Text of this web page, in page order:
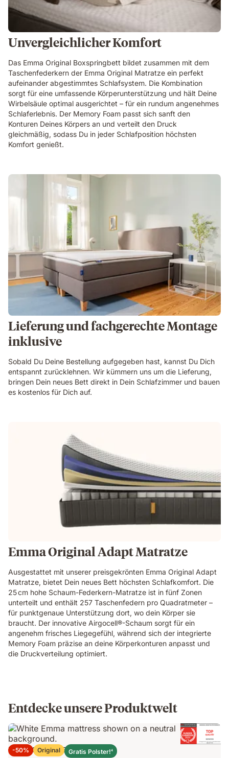
Unvergleichlicher Komfort
Das Emma Original Boxspringbett bildet zusammen mit dem
Taschenfederkern der Emma Original Matratze ein perfekt
aufeinander abgestimmtes Schlafsystem. Die Kombination
sorgt für eine umfassende Körperunterstützung und hält Deine
Wirbelsäule optimal ausgerichtet – für ein rundum angenehmes
Schlaferlebnis. Der Memory Foam passt sich sanft den
Konturen Deines Körpers an und verteilt den Druck
gleichmäßig, sodass Du in jeder Schlafposition höchsten
Komfort genießt.
Lieferung und fachgerechte Montage
inklusive
Sobald Du Deine Bestellung aufgegeben hast, kannst Du Dich
entspannt zurücklehnen. Wir kümmern uns um die Lieferung,
bringen Dein neues Bett direkt in Dein Schlafzimmer und bauen
es kostenlos für Dich auf.
Emma Original Adapt Matratze
Ausgestattet mit unserer preisgekrönten Emma Original Adapt
Matratze, bietet Dein neues Bett höchsten Schlafkomfort. Die
25 cm hohe Schaum-Federkern-Matratze ist in fünf Zonen
unterteilt und enthält 257 Taschenfedern pro Quadratmeter –
für punktgenaue Unterstützung dort, wo dein Körper sie
braucht. Der innovative Airgocell®-Schaum sorgt für ein
angenehm frisches Liegegefühl, während sich der integrierte
Memory Foam präzise an deine Körperkonturen anpasst und
die Druckverteilung optimiert.
Entdecke unsere Produktwelt
-50% Original Gratis Polster!4
Emma Original Elite Matratze